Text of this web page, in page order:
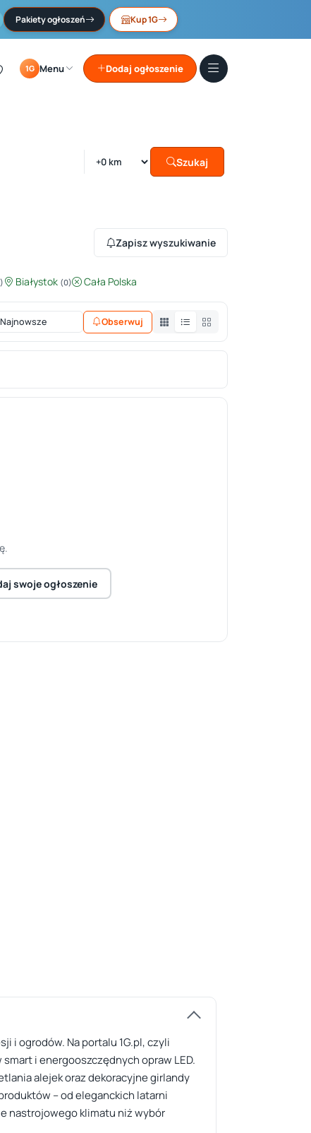
Pakiety ogłoszeń Kup 1G
1G Menu Dodaj ogłoszenie
Szukaj
Zapisz wyszukiwanie
Białystok (0) Cała Polska
Obserwuj
swoje ogłoszenie
i ogrodów. Na portalu 1G.pl, czyli
i energooszczędnych opraw LED.
alejek oraz dekoracyjne girlandy
– od eleganckich latarni
nastrojowego klimatu niż wybór